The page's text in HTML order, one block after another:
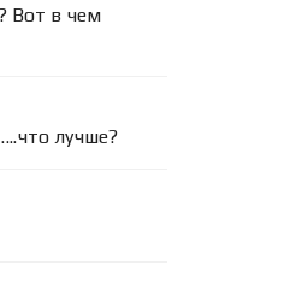
Вот в чем
лучше?